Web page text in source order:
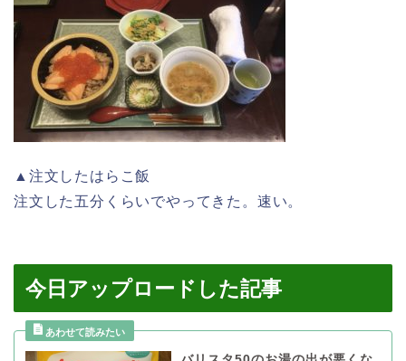
▲注文したはらこ飯
注文した五分くらいでやってきた。速い。
今日アップロードした記事